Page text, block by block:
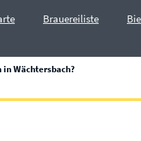
Brauereiliste
Wächtersbach?